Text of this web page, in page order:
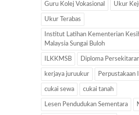
Guru Kolej Vokasional Ukur
Ukur Terabas
Institut Latihan Kementerian
Malaysia Sungai Buloh
ILKKMSB Diploma
kerjaya juruukur Perpustakaan
cukai sewa cukai tanah
Lesen Pendudukan Sementara